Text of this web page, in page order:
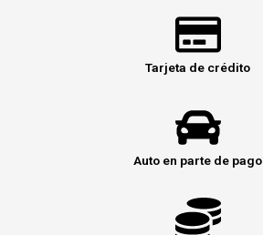
Tarjeta de crédito
Auto en parte de pago